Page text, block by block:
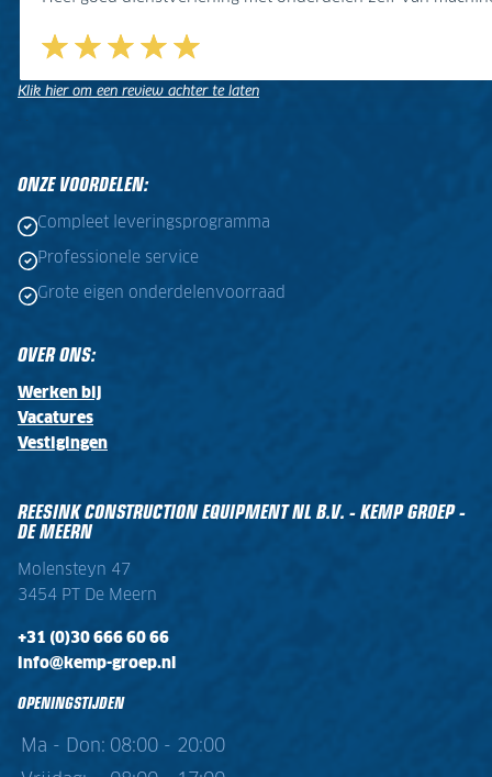
Klik hier om een review achter te laten
. .
ONZE VOORDELEN:
Compleet leveringsprogramma
Professionele service
Grote eigen onderdelenvoorraad
OVER ONS:
Werken bij
Vacatures
Vestigingen
REESINK CONSTRUCTION EQUIPMENT NL B.V. - KEMP GROEP -
DE MEERN
Molensteyn 47
3454 PT De Meern
+31 (0)30 666 60 66
info@kemp-groep.nl
OPENINGSTIJDEN
Ma - Don: 08:00 - 20:00